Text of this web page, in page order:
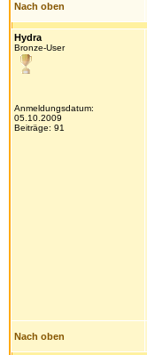
Nach oben
Hydra
Bronze-User
Anmeldungsdatum:
05.10.2009
Beiträge: 91
Nach oben